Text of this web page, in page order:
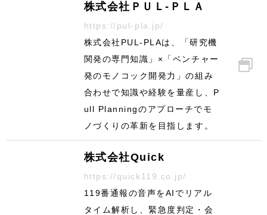
株式会社ＰＵＬ‐ＰＬＡ
https://pul-pla.jp/
株式会社PUL-PLAは、「研究機
関発の専門知識」×「ベンチャー
発のモノコック開発力」の組み
合わせで知識や経験を量産し、P
ull Planningのアプローチでモ
ノづくりの革新を目指します。
株式会社Quick
https://quick119.co.jp/
119番通報の音声をAIでリアル
タイム解析し、緊急度判定・会